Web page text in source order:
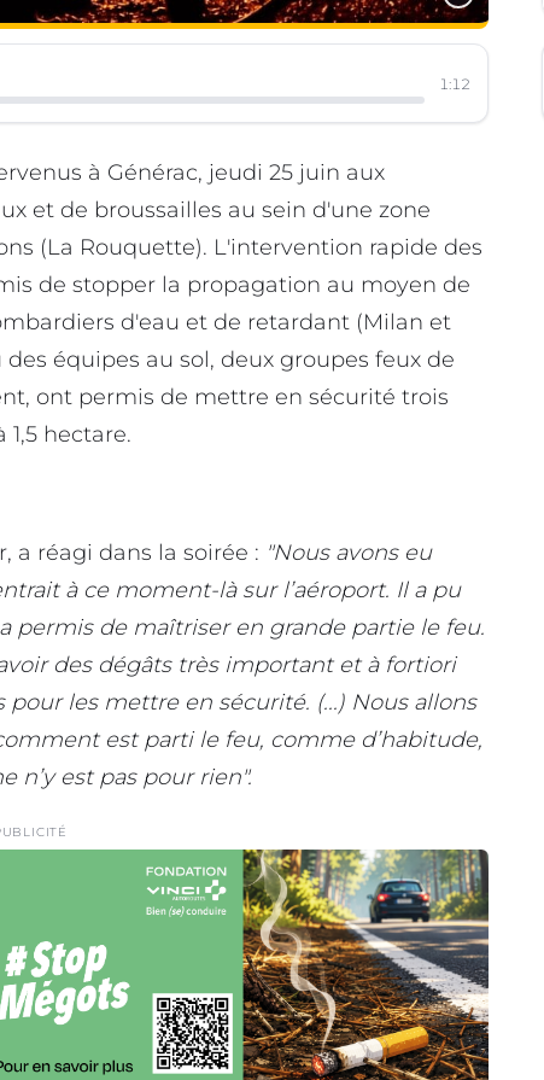
1:12
à Générac, jeudi 25 juin aux
et de broussailles au sein d'une zone
(La Rouquette). L'intervention rapide des
de stopper la propagation au moyen de
d'eau et de retardant (Milan et
équipes au sol, deux groupes feux de
ont permis de mettre en sécurité trois
hectare.
a réagi dans la soirée : "Nous avons eu
à ce moment-là sur l’aéroport. Il a pu
permis de maîtriser en grande partie le feu.
des dégâts très important et à fortiori
les mettre en sécurité. (...) Nous allons
est parti le feu, comme d’habitude,
n’y est pas pour rien".